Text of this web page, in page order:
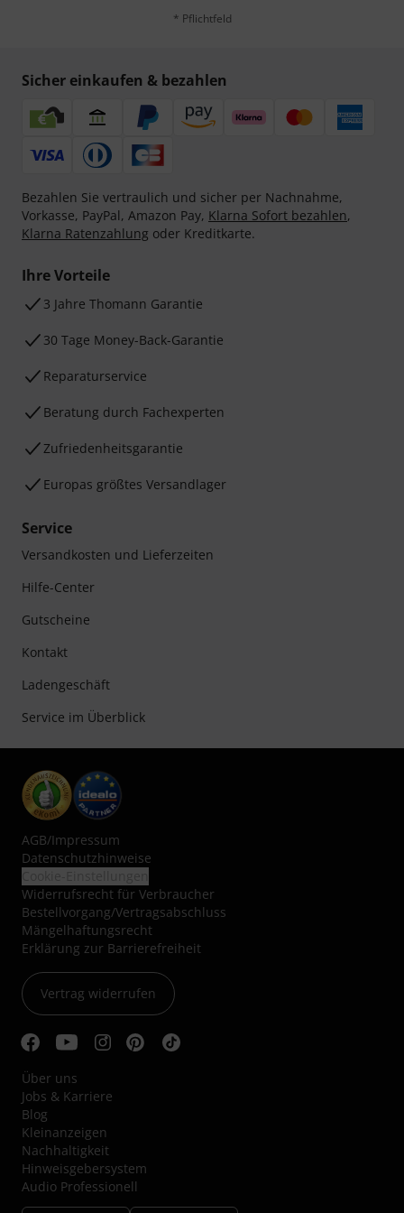
* Pflichtfeld
Sicher einkaufen & bezahlen
Bezahlen Sie vertraulich und sicher per Nachnahme,
Vorkasse, PayPal, Amazon Pay, Klarna Sofort bezahlen,
Klarna Ratenzahlung oder Kreditkarte.
Ihre Vorteile
3 Jahre Thomann Garantie
30 Tage Money-Back-Garantie
Reparaturservice
Beratung durch Fachexperten
Zufriedenheitsgarantie
Europas größtes Versandlager
Service
Versandkosten und Lieferzeiten
Hilfe-Center
Gutscheine
Kontakt
Ladengeschäft
Service im Überblick
AGB/Impressum
Datenschutzhinweise
Widerrufsrecht für Verbraucher
Bestellvorgang/Vertragsabschluss
Mängelhaftungsrecht
Erklärung zur Barrierefreiheit
Vertrag widerrufen
Über uns
Jobs & Karriere
Blog
Kleinanzeigen
Nachhaltigkeit
Hinweisgebersystem
Audio Professionell